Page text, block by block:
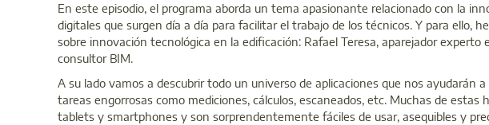
En este episodio, el programa aborda un tema apasionante relacionado con la
digitales que surgen día a día para facilitar el trabajo de los técnicos. Y para ello,
sobre innovación tecnológica en la edificación: Rafael Teresa, aparejador
consultor BIM.
A su lado vamos a descubrir todo un universo de aplicaciones que nos ayudarán
tareas engorrosas como mediciones, cálculos, escaneados, etc. Muchas de
tablets y smartphones y son sorprendentemente fáciles de usar, asequibles y